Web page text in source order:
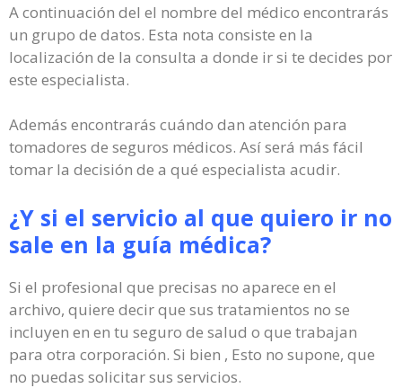
A continuación del el nombre del médico encontrarás
un grupo de datos. Esta nota consiste en la
localización de la consulta a donde ir si te decides por
este especialista.
Además encontrarás cuándo dan atención para
tomadores de seguros médicos. Así será más fácil
tomar la decisión de a qué especialista acudir.
¿Y si el servicio al que quiero ir no
sale en la guía médica?
Si el profesional que precisas no aparece en el
archivo, quiere decir que sus tratamientos no se
incluyen en en tu seguro de salud o que trabajan
para otra corporación. Si bien , Esto no supone, que
no puedas solicitar sus servicios.